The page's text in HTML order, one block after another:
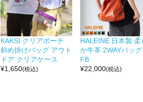
KAKSI クリアポーチ
斜め掛けバッグ アウト
ドア クリアケース
¥1,650(税込)
HALEINE 日本製 柔
か牛革 2WAYバッ
FB
¥22,000(税込)